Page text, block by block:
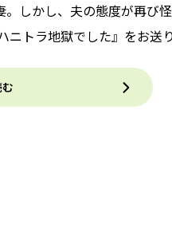
しかし、夫の態度が再び
トラ地獄でした』をお送り